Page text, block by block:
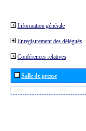
Information générale
Enregistrement des délégués
Conférences relatives
Salle de presse